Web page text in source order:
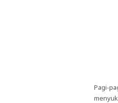
Pagi-